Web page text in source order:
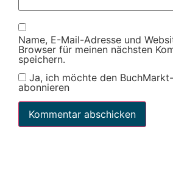
Name, E-Mail-Adresse und
Browser für meinen nächsten
speichern.
Ja, ich möchte den
abonnieren